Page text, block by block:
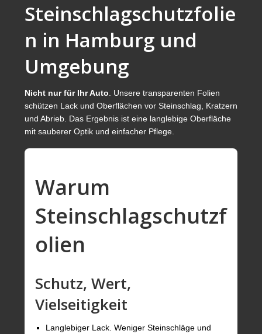
Antirutschfolien
Sonnenschutzfolien
Splitterschutzfolien
Autosonnenschutzfolien
Fotogalerie / Referenzen
Kontakt
Impressum
Steinschlagschutzfolie
n in Hamburg und
Umgebung
Nicht nur für Ihr Auto. Unsere transparenten Folien
schützen Lack und Oberflächen vor Steinschlag, Kratzern
und Abrieb. Das Ergebnis ist eine langlebige Oberfläche
mit sauberer Optik und einfacher Pflege.
Warum
Steinschlagschutzf
olien
Schutz, Wert,
Vielseitigkeit
Langlebiger Lack. Weniger Steinschläge und